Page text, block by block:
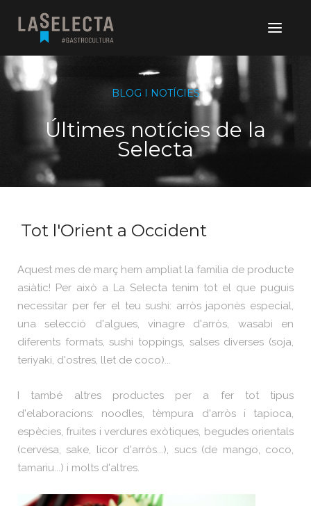
BLOG I NOTÍCIES
Últimes notícies de la
Selecta
Tot l'Orient a Occident
Aquest mes de març hem ampliat la familia de producte
asiàtic! Per això a La Selecta tenim tot el que puguis
necessitar per fer el teu sushi: arròs japonès especial,
una selecció d'algues, vinagre d'arròs, wasabi en
diferents formats, sushi toppings, salses diverses (soja,
teriyaki, d'ostres, llet de coco)...
I també altres productes per a fer tot tipus
d'elaboracions: noodles, tèmpura d'arròs i tapioca,
espècies, fruites i verdures exòtiques, begudes orientals
(cervesa, sake, licor d'arròs...), sucs (de mango, coco,
tamariu...) i molts d'altres.